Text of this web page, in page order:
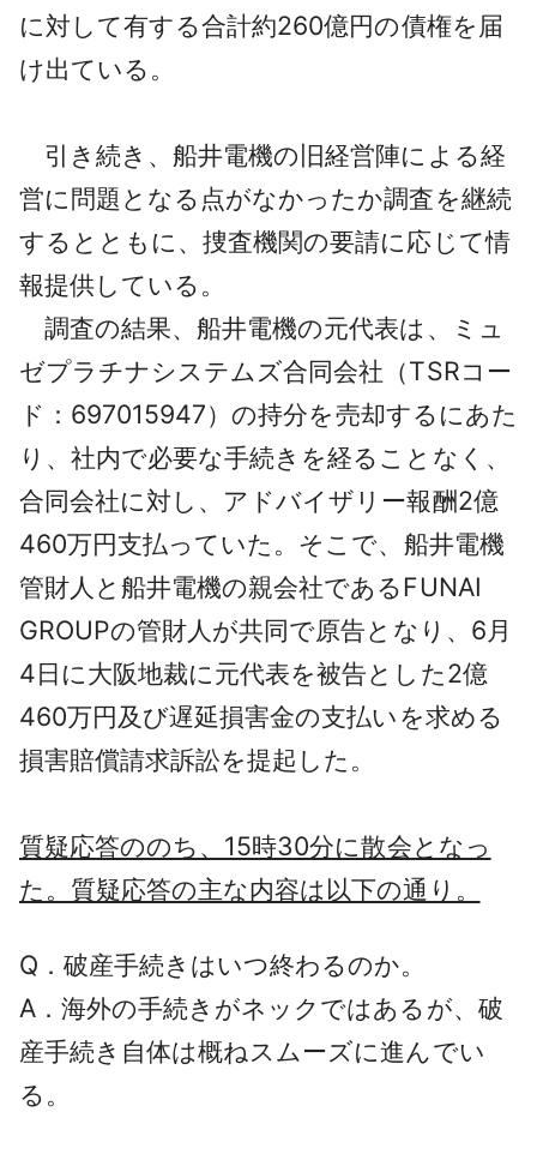
に対して有する合計約260億円の債権を届
け出ている。
引き続き、船井電機の旧経営陣による経
営に問題となる点がなかったか調査を継続
するとともに、捜査機関の要請に応じて情
報提供している。
調査の結果、船井電機の元代表は、ミュ
ゼプラチナシステムズ合同会社（TSRコー
ド：697015947）の持分を売却するにあた
り、社内で必要な手続きを経ることなく、
合同会社に対し、アドバイザリー報酬2億
460万円支払っていた。そこで、船井電機
管財人と船井電機の親会社であるFUNAI
GROUPの管財人が共同で原告となり、6月
4日に大阪地裁に元代表を被告とした2億
460万円及び遅延損害金の支払いを求める
損害賠償請求訴訟を提起した。
質疑応答ののち、15時30分に散会となっ
た。質疑応答の主な内容は以下の通り。
Q．破産手続きはいつ終わるのか。
A．海外の手続きがネックではあるが、破
産手続き自体は概ねスムーズに進んでい
る。